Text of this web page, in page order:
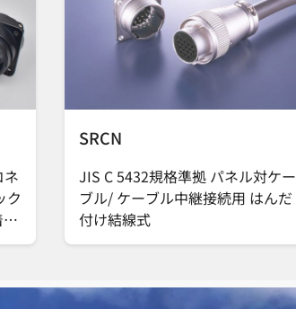
ネ
ク
SRCN
JIS C 5432規格準拠 パネル対ケー
ブル/ ケーブル中継接続用 はんだ
付け結線式